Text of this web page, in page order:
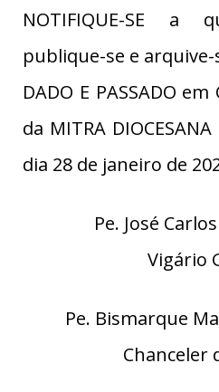
NOTIFIQUE-SE a
publique-se e arquive-
DADO E PASSADO
da MITRA
dia 28 de janeiro de
Pe. José
Vigário
Pe. Bismarque
Chanceler